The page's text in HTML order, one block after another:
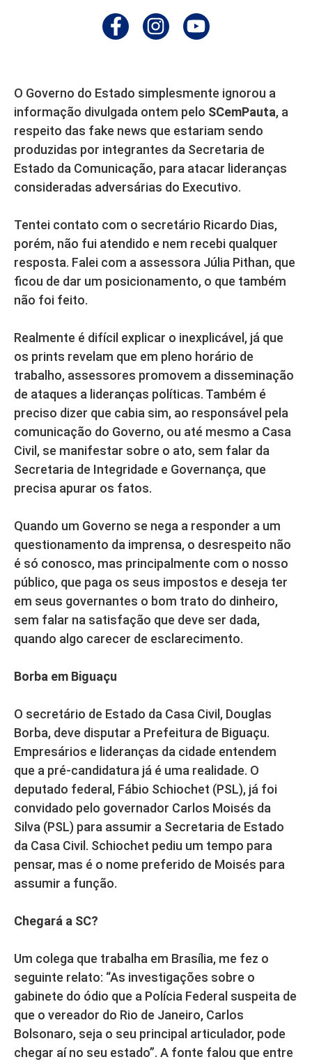
O Governo do Estado simplesmente ignorou a
informação divulgada ontem pelo SCemPauta, a
respeito das fake news que estariam sendo
produzidas por integrantes da Secretaria de
Estado da Comunicação, para atacar lideranças
consideradas adversárias do Executivo.
Tentei contato com o secretário Ricardo Dias,
porém, não fui atendido e nem recebi qualquer
resposta. Falei com a assessora Júlia Pithan, que
ficou de dar um posicionamento, o que também
não foi feito.
Realmente é difícil explicar o inexplicável, já que
os prints revelam que em pleno horário de
trabalho, assessores promovem a disseminação
de ataques a lideranças políticas. Também é
preciso dizer que cabia sim, ao responsável pela
comunicação do Governo, ou até mesmo a Casa
Civil, se manifestar sobre o ato, sem falar da
Secretaria de Integridade e Governança, que
precisa apurar os fatos.
Quando um Governo se nega a responder a um
questionamento da imprensa, o desrespeito não
é só conosco, mas principalmente com o nosso
público, que paga os seus impostos e deseja ter
em seus governantes o bom trato do dinheiro,
sem falar na satisfação que deve ser dada,
quando algo carecer de esclarecimento.
Borba em Biguaçu
O secretário de Estado da Casa Civil, Douglas
Borba, deve disputar a Prefeitura de Biguaçu.
Empresários e lideranças da cidade entendem
que a pré-candidatura já é uma realidade. O
deputado federal, Fábio Schiochet (PSL), já foi
convidado pelo governador Carlos Moisés da
Silva (PSL) para assumir a Secretaria de Estado
da Casa Civil. Schiochet pediu um tempo para
pensar, mas é o nome preferido de Moisés para
assumir a função.
Chegará a SC?
Um colega que trabalha em Brasília, me fez o
seguinte relato: “As investigações sobre o
gabinete do ódio que a Polícia Federal suspeita de
que o vereador do Rio de Janeiro, Carlos
Bolsonaro, seja o seu principal articulador, pode
chegar aí no seu estado”. A fonte falou que entre